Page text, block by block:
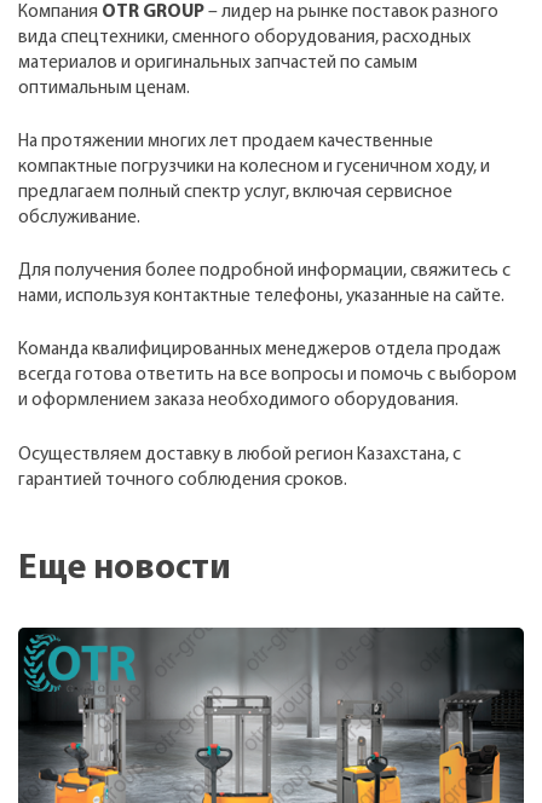
Компания OTR GROUP– лидер на рынке поставок разного
вида спецтехники, сменного оборудования, расходных
материалов и оригинальных запчастей по самым
оптимальным ценам.
На протяжении многих лет продаем качественные
компактные погрузчики на колесном и гусеничном ходу, и
предлагаем полный спектр услуг, включая сервисное
обслуживание.
Для получения более подробной информации, свяжитесь с
нами, используя контактные телефоны, указанные на сайте.
Команда квалифицированных менеджеров отдела продаж
всегда готова ответить на все вопросы и помочь с выбором
и оформлением заказа необходимого оборудования.
Осуществляем доставку в любой регион Казахстана, с
гарантией точного соблюдения сроков.
Еще новости